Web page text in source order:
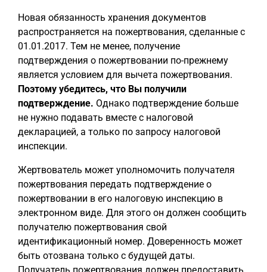
Новая обязанность хранения документов
распространяется на пожертвования, сделанные с
01.01.2017. Тем не менее, получение
подтверждения о пожертвовании по-прежнему
является условием для вычета пожертвования.
Поэтому убедитесь, что Вы получили
подтверждение. Однако подтверждение больше
не нужно подавать вместе с налоговой
декларацией, а только по запросу налоговой
инспекции.
Жертвователь может уполномочить получателя
пожертвования передать подтверждение о
пожертвовании в его налоговую инспекцию в
электронном виде. Для этого он должен сообщить
получателю пожертвования свой
идентификационный номер. Доверенность может
быть отозвана только с будущей даты.